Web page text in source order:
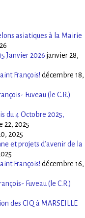
asiatiques à la Mairie
Janvier 2026 janvier 28,
François! décembre 18,
Fuveau (le C.R.)
du 4 Octobre 2025,
22, 2025
2025
et projets d’avenir de la
François! décembre 16,
Fuveau (le C.R.)
des CIQ à MARSEILLE